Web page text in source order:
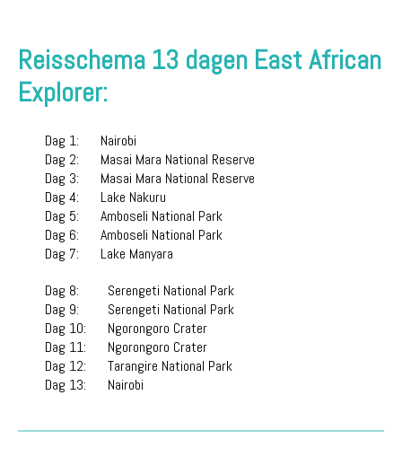
Reisschema 13 dagen East African
Explorer:
Dag 1:
Nairobi
Dag 2:
Masai Mara National Reserve
Dag 3:
Masai Mara National Reserve
Dag 4:
Lake Nakuru
Dag 5:
Amboseli National Park
Dag 6:
Amboseli National Park
Dag 7:
Lake Manyara
Dag 8:
Serengeti National Park
Dag 9:
Serengeti National Park
Dag 10:
Ngorongoro Crater
Dag 11:
Ngorongoro Crater
Dag 12:
Tarangire National Park
Dag 13:
Nairobi